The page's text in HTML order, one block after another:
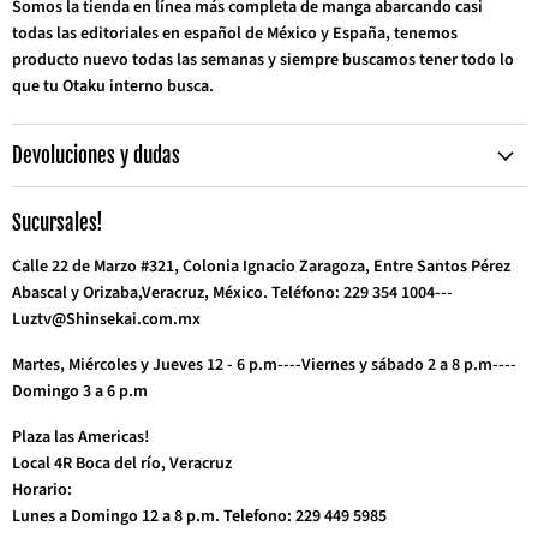
Somos la tienda en línea más completa de manga abarcando casi
todas las editoriales en español de México y España, tenemos
producto nuevo todas las semanas y siempre buscamos tener todo lo
que tu Otaku interno busca.
Devoluciones y dudas
Sucursales!
Calle 22 de Marzo #321, Colonia Ignacio Zaragoza, Entre Santos Pérez
Abascal y Orizaba,Veracruz, México. Teléfono: 229 354 1004---
Luztv@Shinsekai.com.mx
Martes, Miércoles y Jueves 12 - 6 p.m----Viernes y sábado 2 a 8 p.m----
Domingo 3 a 6 p.m
Plaza las Americas!
Local 4R Boca del río, Veracruz
Horario:
Lunes a Domingo 12 a 8 p.m. Telefono: 229 449 5985